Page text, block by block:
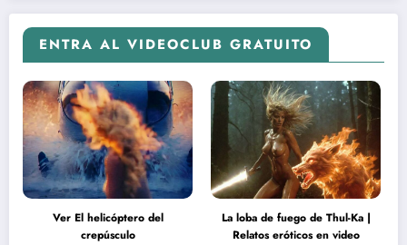
ENTRA AL VIDEOCLUB GRATUITO
Ver El helicóptero del
crepúsculo
La loba de fuego de Thul-Ka |
Relatos eróticos en video